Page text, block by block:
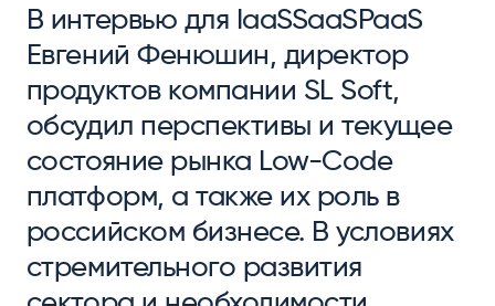
В интервью для IaaSSaaSPaaS
Евгений Фенюшин, директор
продуктов компании SL Soft,
обсудил перспективы и текущее
состояние рынка Low-Code
платформ, а также их роль в
российском бизнесе. В условиях
стремительного развития